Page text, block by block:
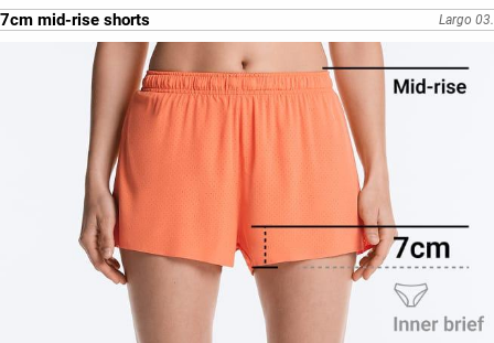
7cm mid-rise shorts Largo 03.